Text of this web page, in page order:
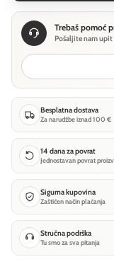
Trebaš pomoć
Pošaljite nam
Besplatna dostava
Za narudžbe iznad 100 €
14 dana za povrat
Jednostavan povrat
Sigurna kupovina
Zaštićen način plaćanja
Stručna podrška
Tu smo za sva pitanja